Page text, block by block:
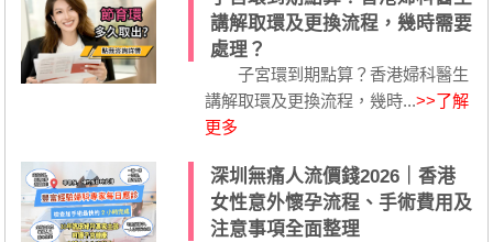
講解取環及更換流程，幾時需要
處理？
子宮環到期點算？香港婦科醫生
講解取環及更換流程，幾時...>>了解
更多
深圳無痛人流價錢2026｜香港
女性意外懷孕流程、手術費用及
注意事項全面整理